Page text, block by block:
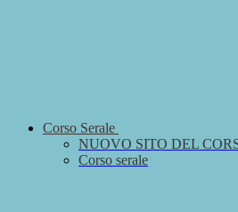
Corso Serale
NUOVO SITO DEL
Corso serale